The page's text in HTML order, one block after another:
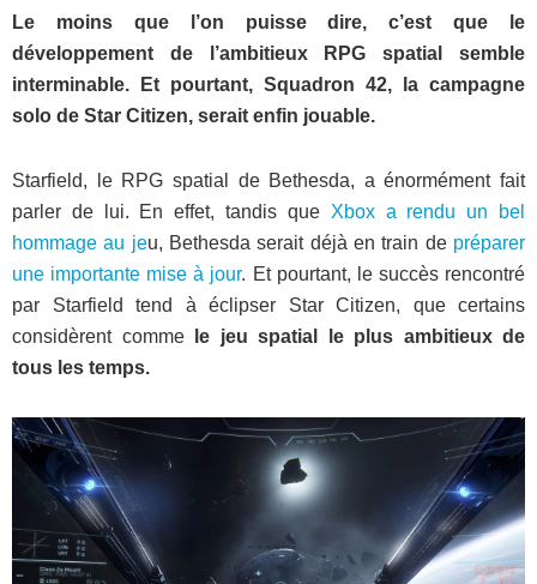
Le moins que l’on puisse dire, c’est que le
développement de l’ambitieux RPG spatial semble
interminable. Et pourtant, Squadron 42, la campagne
solo de Star Citizen, serait enfin jouable.
Starfield, le RPG spatial de Bethesda, a énormément fait
parler de lui. En effet, tandis que Xbox a rendu un bel
hommage au jeu, Bethesda serait déjà en train depréparer
une importante mise à jour. Et pourtant, le succès rencontré
par Starfield tend à éclipser Star Citizen, que certains
considèrent comme
le jeu spatial le plus ambitieux de
tous les temps.